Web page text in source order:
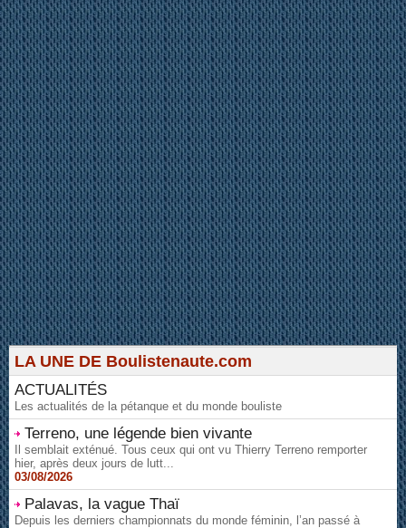
LA UNE DE Boulistenaute.com
ACTUALITÉS
Les actualités de la pétanque et du monde bouliste
Terreno, une légende bien vivante
Il semblait exténué. Tous ceux qui ont vu Thierry Terreno remporter
hier, après deux jours de lutt...
03/08/2026
Palavas, la vague Thaï
Depuis les derniers championnats du monde féminin, l’an passé à